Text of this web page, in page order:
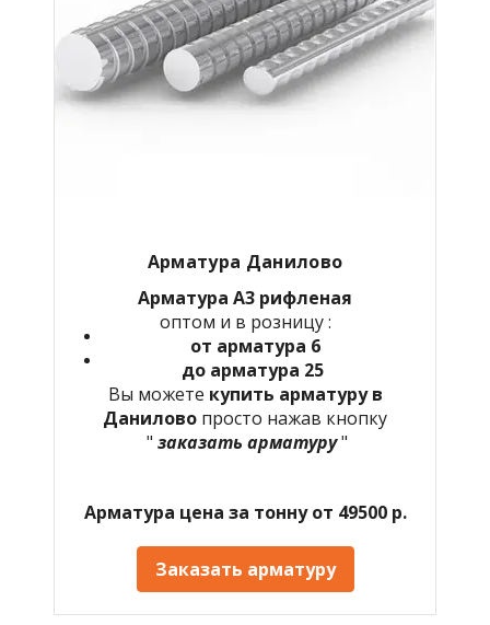
Арматура Данилово
Арматура А3 рифленая
оптом и в розницу :
от арматура 6
до арматура 25
Вы можете купить арматуру в
Данилово просто нажав кнопку
" заказать арматуру"
Арматура цена за тонну от 49500 р.
Заказать арматуру